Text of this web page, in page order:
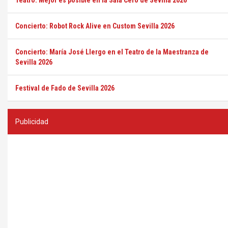
Concierto: Robot Rock Alive en Custom Sevilla 2026
Concierto: María José Llergo en el Teatro de la Maestranza de
Sevilla 2026
Festival de Fado de Sevilla 2026
Publicidad